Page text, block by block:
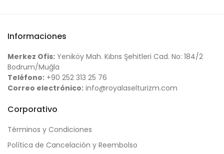
Informaciones
Merkez Ofis: Yeniköy Mah. Kıbrıs Şehitleri Cad. No: 184/2
Bodrum/Muğla
Teléfono: +90 252 313 25 76
Correo electrónico: info@royalaselturizm.com
Corporativo
Términos y Condiciones
Política de Cancelación y Reembolso